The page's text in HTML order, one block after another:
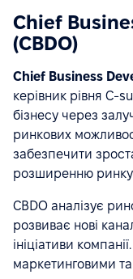
Chief
(CBDO)
Chief Business
керівник рівня C-
бізнесу через
ринкових
забезпечити
розширенню ринку
CBDO аналізує
розвиває нові
ініціативи
маркетинговими